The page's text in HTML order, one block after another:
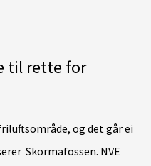
til rette for
og det går ei
Skormafossen. NVE